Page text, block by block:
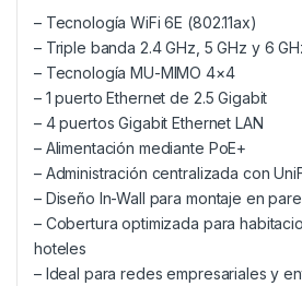
– Tecnología WiFi 6E (802.11ax)
– Triple banda 2.4 GHz, 5 GHz y 6
– Tecnología MU-MIMO 4×4
– 1 puerto Ethernet de 2.5 Gigabit
– 4 puertos Gigabit Ethernet LAN
– Alimentación mediante PoE+
– Administración centralizada con
– Diseño In-Wall para montaje en
– Cobertura optimizada para
hoteles
– Ideal para redes empresariales y